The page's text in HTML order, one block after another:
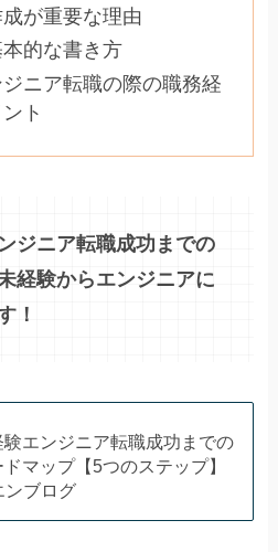
が重要な理由
的な書き方
ニア転職の際の職務経
ト
ジニア転職成功までの
経験からエンジニアに
！
験エンジニア転職成功までの
ドマップ【5つのステップ】
ンブログ